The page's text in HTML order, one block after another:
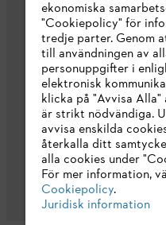
ekonomiska
"Cookiepolicy" för
tredje parter. Genom
till användningen av
personuppgifter i
elektronisk
klicka på "Avvisa Alla"
är strikt nödvändiga.
avvisa enskilda
återkalla ditt
alla cookies under
För mer information,
Cookiepolicy.
Juridisk information